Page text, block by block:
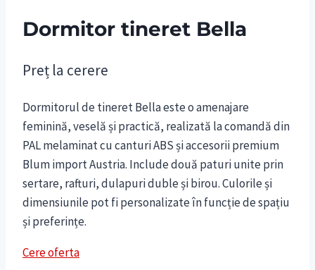
Dormitor tineret Bella
Preț la cerere
Dormitorul de tineret Bella este o amenajare
feminină, veselă și practică, realizată la comandă din
PAL melaminat cu canturi ABS și accesorii premium
Blum import Austria. Include două paturi unite prin
sertare, rafturi, dulapuri duble și birou. Culorile și
dimensiunile pot fi personalizate în funcție de spațiu
și preferințe.
Cere oferta